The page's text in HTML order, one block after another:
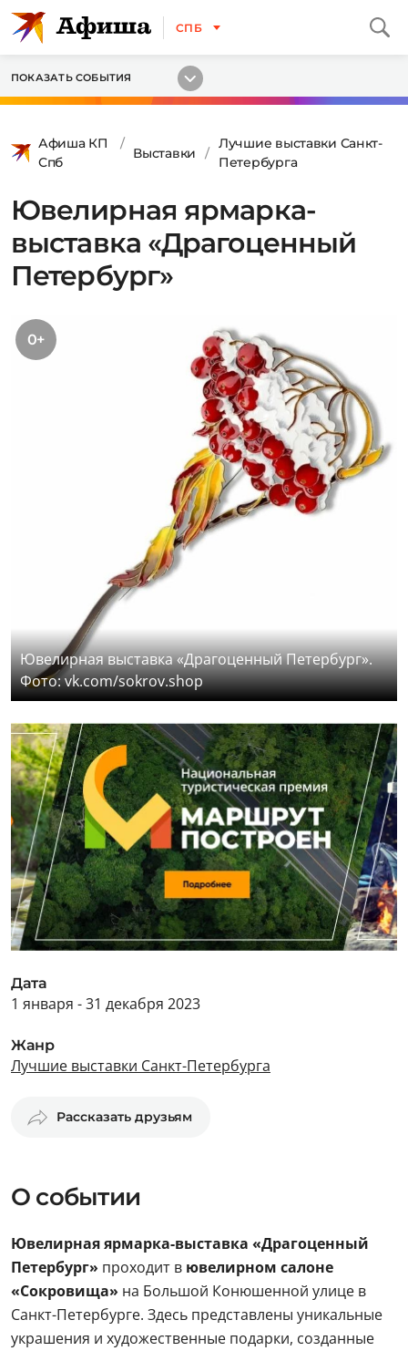
СПБ
ПОКАЗАТЬ СОБЫТИЯ
Афиша КП
Спб
Выставки
Лучшие выставки Санкт-
Петербурга
Ювелирная ярмарка-
выставка «Драгоценный
Петербург»
0+
Ювелирная выставка «Драгоценный Петербург».
Фото: vk.com/sokrov.shop
Дата
1 января - 31 декабря 2023
Жанр
Лучшие выставки Санкт-Петербурга
Рассказать друзьям
О событии
Ювелирная ярмарка-выставка «Драгоценный
Петербург» проходит в ювелирном салоне
«Сокровища» на Большой Конюшенной улице в
Санкт-Петербурге. Здесь представлены уникальные
украшения и художественные подарки, созданные